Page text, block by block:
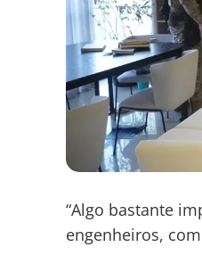
“Algo bastante
engenheiros,